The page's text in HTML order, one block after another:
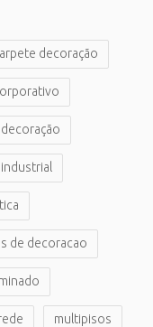
decoração
decoração
de decoracao
multipisos